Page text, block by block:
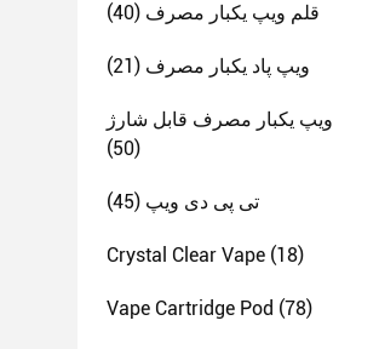
قلم ویپ یکبار مصرف (40)
ویپ پاد یکبار مصرف (21)
ویپ یکبار مصرف قابل شارژ
(50)
تی پی دی ویپ (45)
Crystal Clear Vape (18)
Vape Cartridge Pod (78)